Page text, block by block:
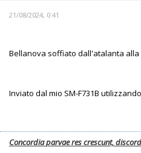
21/08/2024, 0:41
Bellanova soffiato dall'atalanta alla
Inviato dal mio SM-F731B
Concordia parvae res crescunt,